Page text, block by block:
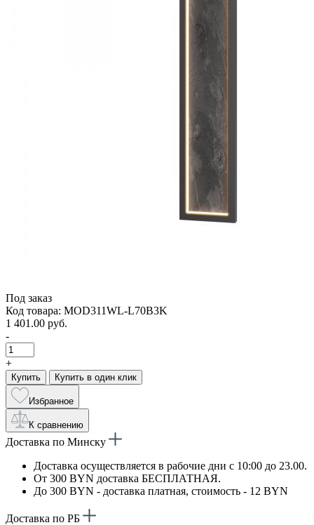
Под заказ
Код товара: MOD311WL-L70B3K
1 401.00 руб.
-
+
Купить Купить в один клик
Избранное
К сравнению
Доставка по Минску
Доставка осуществляется в рабочие дни с 10:00 до 23.00.
От 300 BYN доставка БЕСПЛАТНАЯ.
До 300 BYN - доставка платная, стоимость - 12 BYN
Доставка по РБ